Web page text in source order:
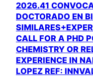
2026.41
DOCTORADO EN
CALL FOR A PHD
CHEMISTRY OR
EXPERIENCE IN
LOPEZ REF: